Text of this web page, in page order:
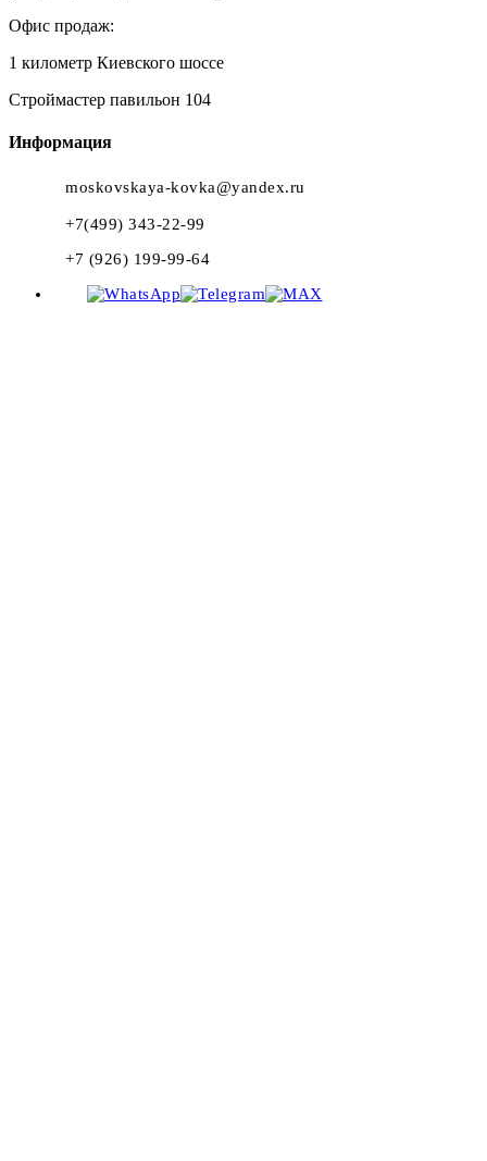
Офис продаж:
1 километр Киевского шоссе
Строймастер павильон 104
Информация
moskovskaya-kovka@yandex.ru
+7(499) 343-22-99
+7 (926) 199-99-64